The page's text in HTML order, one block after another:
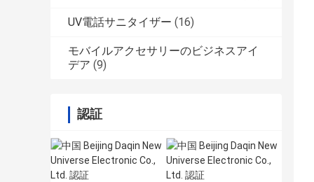
UV電話サニタイザー (16)
モバイルアクセサリーのビジネスアイ
デア (9)
認証